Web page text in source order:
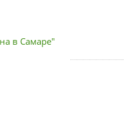
в Самаре"